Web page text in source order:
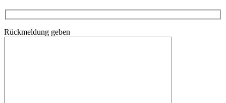
Rückmeldung geben